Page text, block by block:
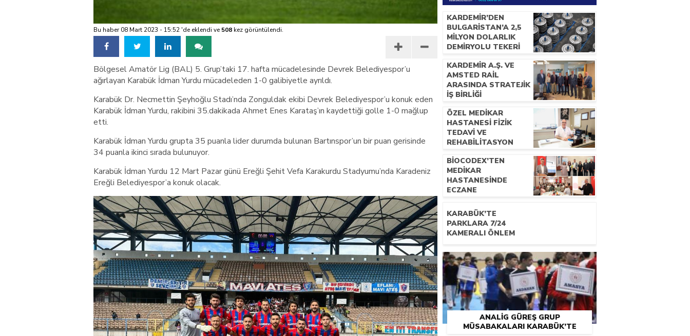
Bu haber 08 Mart 2023 - 15:52 'de eklendi ve 508 kez görüntülendi.
Bölgesel Amatör Lig (BAL) 5. Grup’taki 17. hafta mücadelesinde Devrek Belediyespor’u
ağırlayan Karabük İdman Yurdu mücadeleden 1-0 galibiyetle ayrıldı.
Karabük Dr. Necmettin Şeyhoğlu Stadı’nda Zonguldak ekibi Devrek Belediyespor’u konuk eden
Karabük İdman Yurdu, rakibini 35.dakikada Ahmet Enes Karataş’ın kaydettiği golle 1-0 mağlup
etti.
Karabük İdman Yurdu grupta 35 puanla lider durumda bulunan Bartınspor’un bir puan gerisinde
34 puanla ikinci sırada bulunuyor.
Karabük İdman Yurdu 12 Mart Pazar günü Ereğli Şehit Vefa Karakurdu Stadyumu’nda Karadeniz
Ereğli Belediyespor’a konuk olacak.
KARDEMİR’DEN
BULGARİSTAN’A 2,5
MİLYON DOLARLIK
DEMİRYOLU TEKERİ
KARDEMİR A.Ş. VE
AMSTED RAİL
ARASINDA STRATEJİK
İŞ BİRLİĞİ
ÖZEL MEDİKAR
HASTANESİ FİZİK
TEDAVİ VE
REHABİLİTASYON
NECDET ÇATALBAŞ
İLE RÖPORTAJ
BİOCODEX’TEN
MEDİKAR
HASTANESİNDE
ECZANE
YÖNELİK EĞİTİM
PROGRAMI
KARABÜK’TE
PARKLARA 7/24
KAMERALI ÖNLEM
ANALİG GÜREŞ GRUP
MÜSABAKALARI KARABÜK’TE